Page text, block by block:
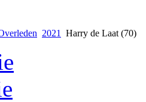
2021 Harry de Laat (70)